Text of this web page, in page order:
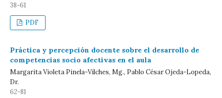
38-61
PDF
Práctica y percepción docente sobre el desarrollo de
competencias socio afectivas en el aula
Margarita Violeta Pinela-Vilches, Mg., Pablo César Ojeda-Lopeda,
Dr.
62-81